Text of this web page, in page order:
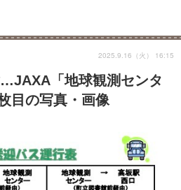
「地球観測センタ
目の写真・画像
2025.9.16（火） 16:15